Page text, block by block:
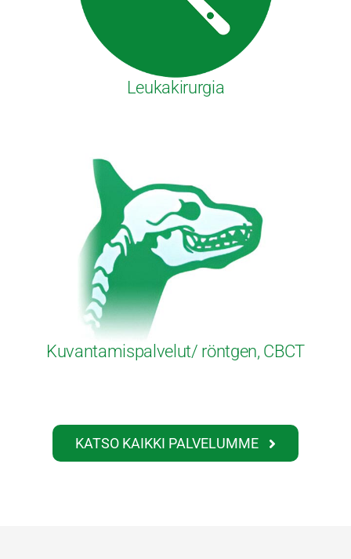
Leukakirurgia
Kuvantamispalvelut/ röntgen, CBCT
KATSO KAIKKI PALVELUMME